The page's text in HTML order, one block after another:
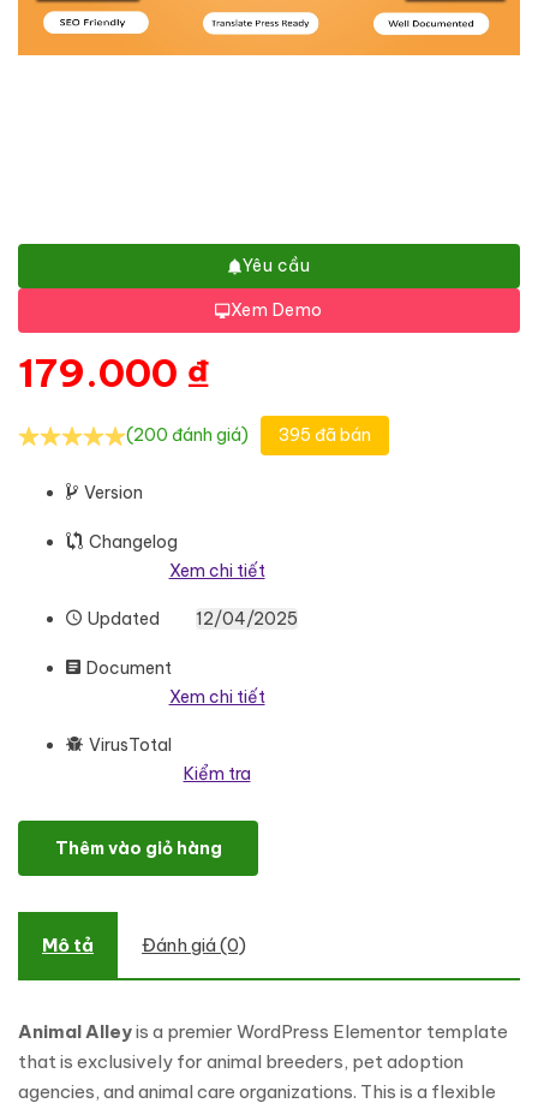
Yêu cầu
Xem Demo
179.000 ₫
(200 đánh giá) 395 đã bán
Version
Changelog
Xem chi tiết
Updated 12/04/2025
Document
Xem chi tiết
VirusTotal
Kiểm tra
Animal Alley - Animal Breeder & Adoption WordPress Elememtor
Thêm vào giỏ hàng
Mô tả Đánh giá (0)
Animal Alleyis a premier WordPress Elementor template
that is exclusively for animal breeders, pet adoption
agencies, and animal care organizations. This is a flexible